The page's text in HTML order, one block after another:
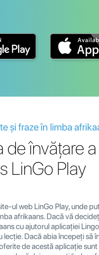
și fraze în limba
de învățare
LinGo Play
ul web LinGo Play, unde
afrikaans. Dacă vă
cu ajutorul aplicației
lecție. Dacă abia începeți să
de acestă aplicație